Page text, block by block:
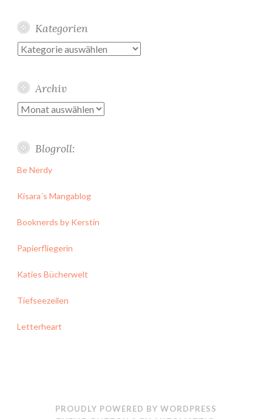
Kategorien
Kategorien
Archiv
Archiv
Blogroll:
Be Nerdy
Kisara´s Mangablog
Booknerds by Kerstin
Papierfliegerin
Katies Bücherwelt
Tiefseezeilen
Letterheart
PROUDLY POWERED BY WORDPRESS